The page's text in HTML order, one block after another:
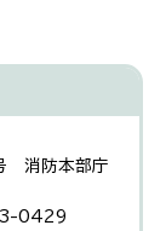
消防本部庁
0429